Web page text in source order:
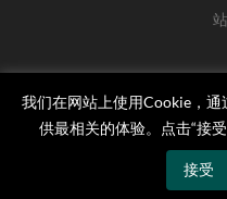
我们在网站上使用Cookie，
供最相关的体验。点击“接
接受
联系我们